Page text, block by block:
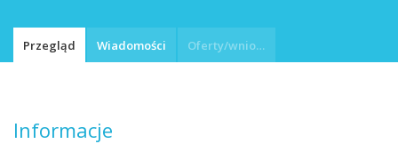
Przegląd Wiadomości Oferty/wnioski
Informacje